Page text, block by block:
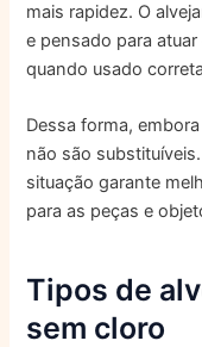
mais rapidez. O
e pensado para
quando usado
Dessa forma,
não são
situação garante
para as peças e
Tipos de
sem cloro